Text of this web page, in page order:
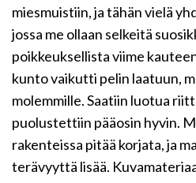
miesmuistiin, ja tähän vielä
jossa me ollaan selkeitä
poikkeuksellista viime
kunto vaikutti pelin laatuun,
molemmille. Saatiin luotua
puolustettiin pääosin hyvin.
rakenteissa pitää korjata, ja
terävyyttä lisää.